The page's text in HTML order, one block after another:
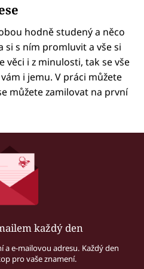
hodně studený a něco
si s ním promluvit a vše si
věci i z minulosti, tak se vše
i jemu. V práci můžete
můžete zamilovat na první
každý den
a e-mailovou adresu. Každý den
pro vaše znamení.